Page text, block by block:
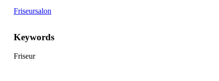
Friseursalon
Keywords
Friseur